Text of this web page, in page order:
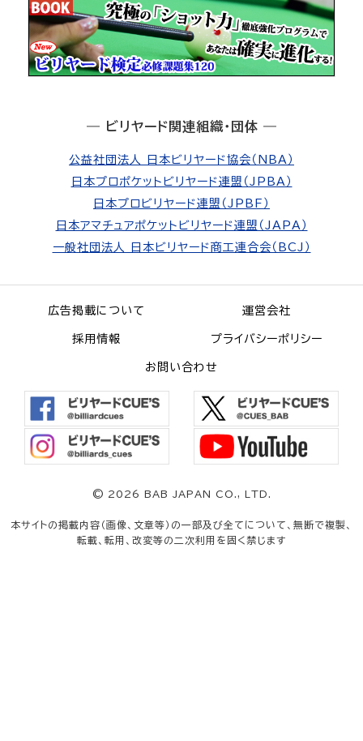
― ビリヤード関連組織・団体 ―
公益社団法人 日本ビリヤード協会（NBA）
日本プロポケットビリヤード連盟（JPBA）
日本プロビリヤード連盟（JPBF）
日本アマチュアポケットビリヤード連盟（JAPA）
一般社団法人 日本ビリヤード商工連合会（BCJ）
広告掲載について 運営会社
採用情報 プライバシーポリシー
お問い合わせ
© 2026 BAB JAPAN CO., LTD.
本サイトの掲載内容（画像、文章等）の一部及び全てについて、無断で複製、
転載、転用、改変等の二次利用を固く禁じます